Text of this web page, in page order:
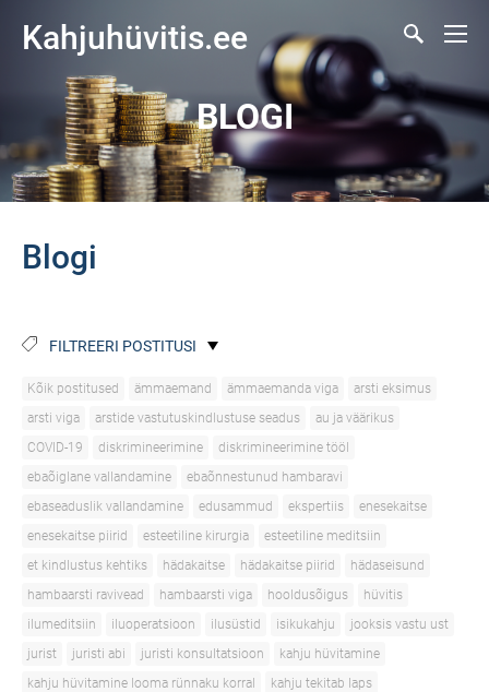
Kahjuhüvitis.ee
BLOGI
Blogi
FILTREERI POSTITUSI
Kõik postitused ämmaemand ämmaemanda viga
arsti eksimus
arsti viga
arstide vastutuskindlustuse seadus
au ja väärikus
COVID-19
diskrimineerimine
diskrimineerimine tööl
ebaõiglane vallandamine
ebaõnnestunud hambaravi
ebaseaduslik vallandamine
edusammud ekspertiis
enesekaitse
enesekaitse piirid
esteetiline kirurgia
esteetiline meditsiin
et kindlustus kehtiks
hädakaitse hädakaitse piirid
hädaseisund
hambaarsti ravivead
hambaarsti viga hooldusõigus
hüvitis
ilumeditsiin
iluoperatsioon ilusüstid isikukahju
jooksis vastu ust
jurist
juristi abi juristi konsultatsioon
kahju hüvitamine
kahju hüvitamine looma rünnaku korral
kahju tekitab laps